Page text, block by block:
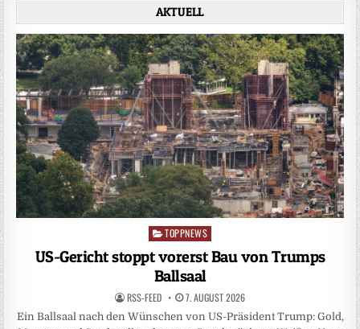
AKTUELL
Posted
TOPPNEWS
US-Gericht stoppt vorerst Bau von Trumps
Ballsaal
RSS-FEED 7. AUGUST 2026
Ein Ballsaal nach den Wünschen von US-Präsident Trump: Gold,